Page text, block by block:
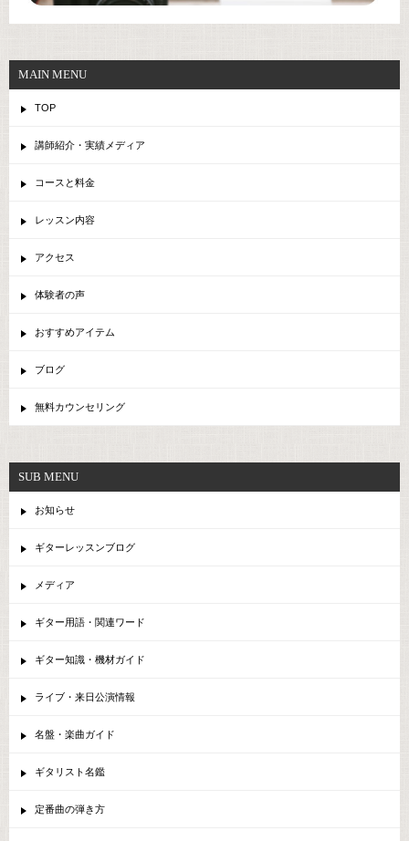
MAIN MENU
TOP
講師紹介・実績メディア
コースと料金
レッスン内容
アクセス
体験者の声
おすすめアイテム
ブログ
無料カウンセリング
SUB MENU
お知らせ
ギターレッスンブログ
メディア
ギター用語・関連ワード
ギター知識・機材ガイド
ライブ・来日公演情報
名盤・楽曲ガイド
ギタリスト名鑑
定番曲の弾き方